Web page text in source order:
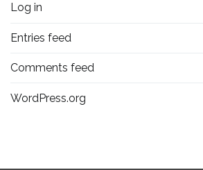
Log in
Entries feed
Comments feed
WordPress.org